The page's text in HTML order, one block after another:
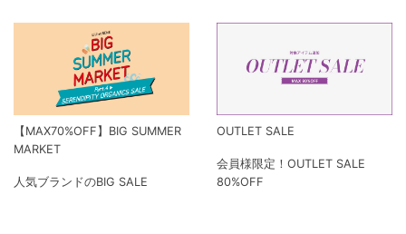
【MAX70%OFF】BIG SUMMER
MARKET
人気ブランドのBIG SALE
OUTLET SALE
会員様限定！OUTLET SALE
80%OFF